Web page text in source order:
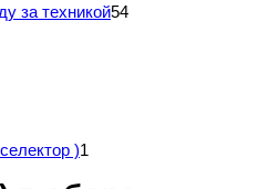
за техникой54
)1